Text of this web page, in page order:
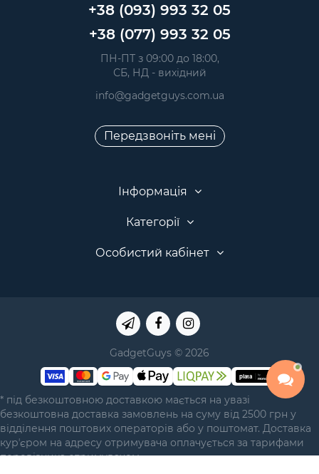
+38 (093) 993 32 05
+38 (077) 993 32 05
ПН-ПТ з 09:00 до 18:00,
СБ, НД - вихідний
info@gadgetguys.com.ua
Передзвоніть мені
Інформація
Категорії
Особистий кабінет
GadgetGuys © 2026
* під безкоштовною доставкою мається на увазі
безкоштовна доставка замовлень на суму від 2500 грн у
відділення поштових операторів або у поштомат. Доставка
курʼєром на адресу отримувача оплачується за тарифами
перевізника отримувачем.